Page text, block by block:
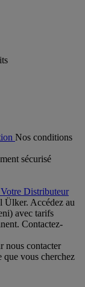
Nos conditions
sécurisé
Distributeur
Ülker. Accédez au
avec tarifs
Contactez-
nous contacter
que vous cherchez